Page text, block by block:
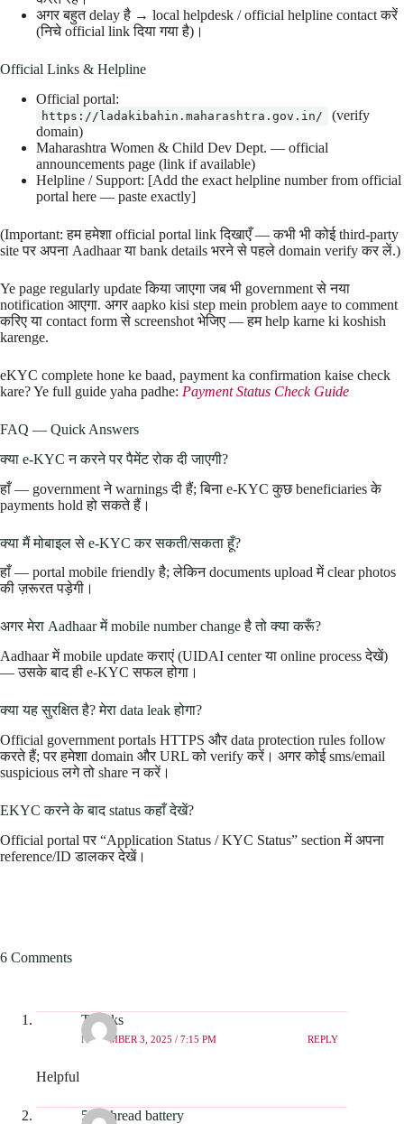
अगर बहुत delay है → local helpdesk / official helpline contact करें
(निचे official link दिया गया है)।
Official Links & Helpline
Official portal:
https://ladakibahin.maharashtra.gov.in/
(verify
domain)
Maharashtra Women & Child Dev Dept. — official
announcements page (link if available)
Helpline / Support: [Add the exact helpline number from official
portal here — paste exactly]
(Important: हम हमेशा official portal link दिखाएँ — कभी भी कोई third-party
site पर अपना Aadhaar या bank details भरने से पहले domain verify कर लें.)
Ye page regularly update किया जाएगा जब भी government से नया
notification आएगा. अगर aapko kisi step mein problem aaye to comment
करिए या contact form से screenshot भेजिए — हम help karne ki koshish
karenge.
eKYC complete hone ke baad, payment ka confirmation kaise check
kare? Ye full guide yaha padhe: Payment Status Check Guide
FAQ — Quick Answers
क्या e-KYC न करने पर पैमेंट रोक दी जाएगी?
हाँ — government ने warnings दी हैं; बिना e-KYC कुछ beneficiaries के
payments hold हो सकते हैं।
क्या मैं मोबाइल से e-KYC कर सकती/सकता हूँ?
हाँ — portal mobile friendly है; लेकिन documents upload में clear photos
की ज़रूरत पड़ेगी।
अगर मेरा Aadhaar में mobile number change है तो क्या करूँ?
Aadhaar में mobile update कराएं (UIDAI center या online process देखें)
— उसके बाद ही e-KYC सफल होगा।
क्या यह सुरक्षित है? मेरा data leak होगा?
Official government portals HTTPS और data protection rules follow
करते हैं; पर हमेशा domain और URL को verify करें। अगर कोई sms/email
suspicious लगे तो share न करें।
EKYC करने के बाद status कहाँ देखें?
Official portal पर “Application Status / KYC Status” section में अपना
reference/ID डालकर देखें।
6 Comments
Thanks
NOVEMBER 3, 2025 / 7:15 PM REPLY
Helpful
510 thread battery